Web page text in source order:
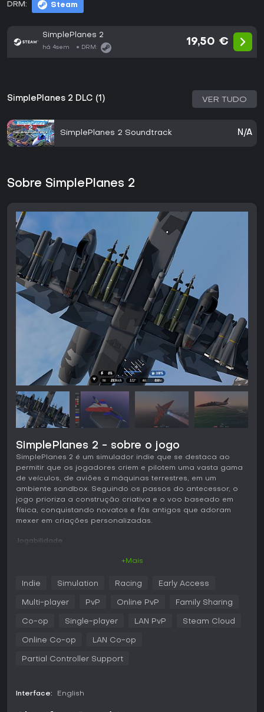
DRM: Steam
SimplePlanes 2
há 4sem DRM:
19,50 €
SimplePlanes 2 DLC (1) VER TUDO
SimplePlanes 2 Soundtrack N/A
Sobre SimplePlanes 2
SimplePlanes 2 - sobre o jogo
SimplePlanes 2 é um simulador indie que se destaca ao
permitir que os jogadores criem e pilotem uma vasta gama
de veículos, de aviões a máquinas terrestres, em um
ambiente sandbox. Seguindo os passos do antecessor, o
jogo prioriza a construção criativa e o voo baseado em
física, conquistando novatos e fãs antigos que adoram
mexer em criações personalizadas.
Jogabilidade
curvas altamente personalizáveis, motores a jato
procedurais, pods de mira, bombas guiadas a laser,
aprimoradas. Após a montagem, os veículos ganham vida
melhorados como nuvens volumétricas, neblina, texturas de
submersos.
criada, repleta de cidades, aeroportos e desafios variados.
+Mais
Indie Simulation Racing Early Access
Multi-player PvP Online PvP Family Sharing
Co-op Single-player LAN PvP Steam Cloud
Online Co-op LAN Co-op
Partial Controller Support
Interface: English